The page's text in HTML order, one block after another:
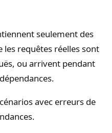
seulement des
requêtes réelles sont
ou arrivent pendant
avec erreurs de